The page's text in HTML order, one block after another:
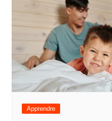
Apprendre